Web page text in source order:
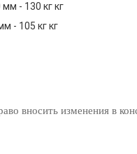
- 130 кг кг
- 105 кг кг
вносить изменения в